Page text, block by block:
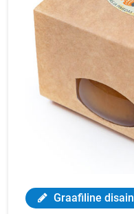
Graafiline disain